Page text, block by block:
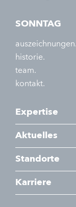
SONNTAG
auszeichnungen.
historie.
team.
kontakt.
Expertise
Aktuelles
Standorte
Karriere